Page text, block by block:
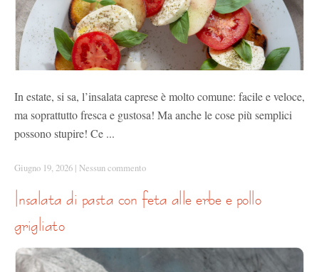
In estate, si sa, l’insalata caprese è molto comune: facile e veloce,
ma soprattutto fresca e gustosa! Ma anche le cose più semplici
possono stupire! Ce ...
Giugno 19, 2026 | Nessun commento
grigliato